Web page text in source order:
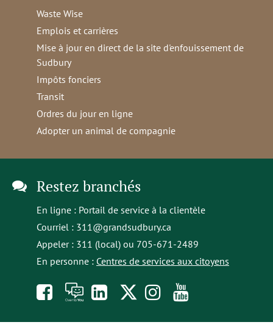
Waste Wise
Emplois et carrières
Mise à jour en direct de la site d'enfouissement de
Sudbury
Impôts fonciers
Transit
Ordres du jour en ligne
Adopter un animal de compagnie
Restez branchés
En ligne : Portail de service à la clientèle
Courriel : 311@grandsudbury.ca
Appeler : 311 (local) ou 705-671-2489
En personne : Centres de services aux citoyens
Like
us
À
toi
opens
in
Follow
us
Follow
us to